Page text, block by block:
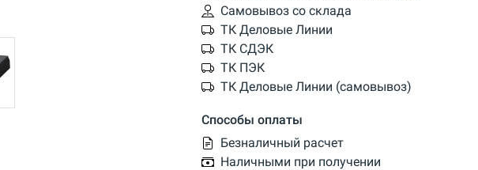
Самовывоз со склада
ТК Деловые Линии
ТК СДЭК
ТК ПЭК
ТК Деловые Линии (самовывоз)
Способы оплаты
Безналичный расчет
Наличными при получении